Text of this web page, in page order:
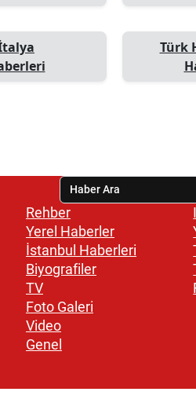
Türk
Rehber
Yerel Haberler
İstanbul Haberleri
Biyografiler
TV
Foto Galeri
Video
Genel